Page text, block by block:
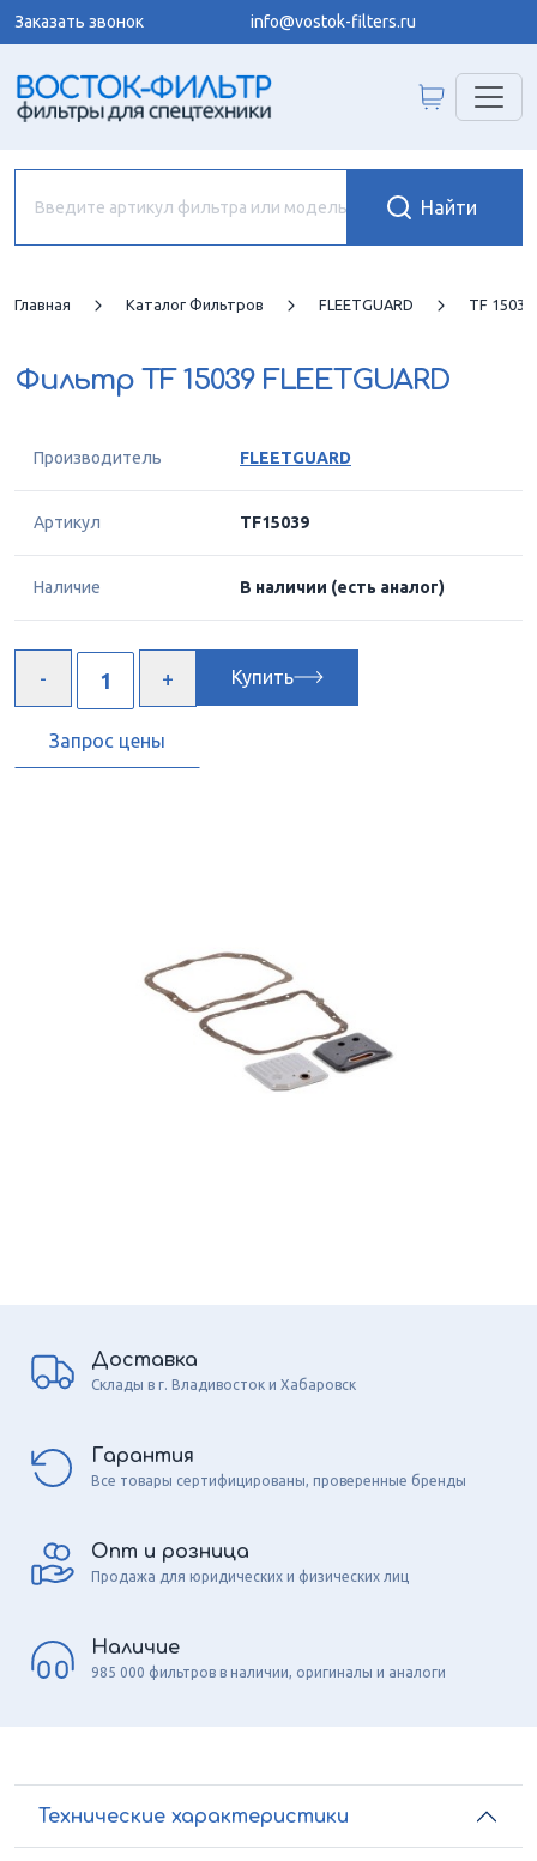
Заказать звонок info@vostok-filters.ru
Главная Каталог Фильтров FLEETGUARD TF 15039
Фильтр TF 15039 FLEETGUARD
Производитель FLEETGUARD
Артикул TF15039
Наличие В наличии (есть аналог)
Купить
Запрос цены
Доставка
Склады в г. Владивосток и Хабаровск
Гарантия
Все товары сертифицированы, проверенные бренды
Опт и розница
Продажа для юридических и физических лиц
Наличие
985 000 фильтров в наличии, оригиналы и аналоги
Технические характеристики